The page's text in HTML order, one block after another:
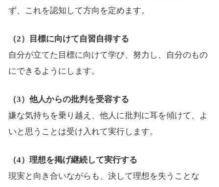
ず、これを認知して方向を定めます。
（2）目標に向けて自習自得する
自分が立てた目標に向けて学び、努力し、自分のもの
にできるようにします。
（3）他人からの批判を受容する
嫌な気持ちを乗り越え、他人に批判に耳を傾けて、よ
いと思うことは受け入れて実行します。
（4）理想を掲げ継続して実行する
現実と向き合いながらも、決して理想を失うことな